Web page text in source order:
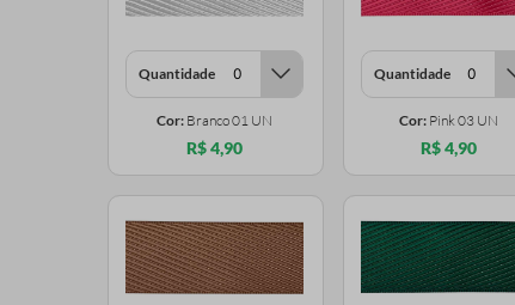
Quantidade
Cor: Branco 01 UN
R$ 4,90
Quantidade
Cor: Pink 03 UN
R$ 4,90